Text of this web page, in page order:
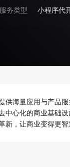
服务类型
小程序代
供海量应用与产品
中心化的商业基础
新，让商业变得更智